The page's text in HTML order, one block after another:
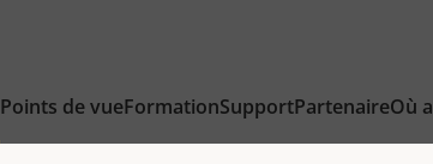
Points de vueFormationSupportPartenaireOù